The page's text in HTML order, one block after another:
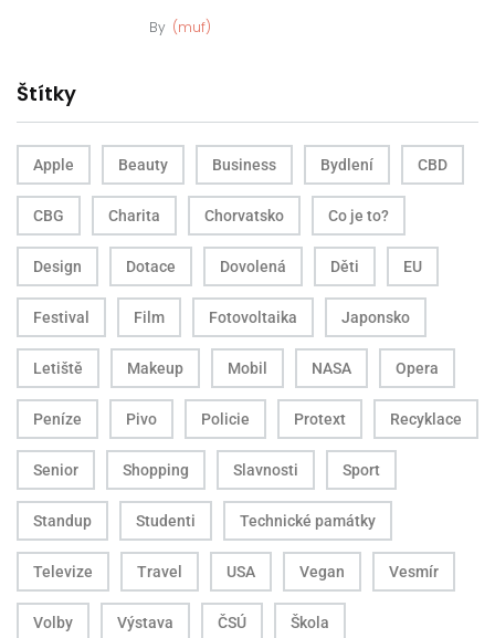
By (muf)
Štítky
Apple Beauty Business Bydlení CBD
CBG Charita Chorvatsko Co je to?
Design Dotace Dovolená Děti EU
Festival Film Fotovoltaika Japonsko
Letiště Makeup Mobil NASA Opera
Peníze Pivo Policie Protext Recyklace
Senior Shopping Slavnosti Sport
Standup Studenti Technické památky
Televize Travel USA Vegan Vesmír
Volby Výstava ČSÚ Škola